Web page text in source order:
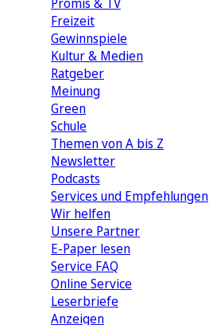
Freizeit
Gewinnspiele
Kultur & Medien
Ratgeber
Meinung
Green
Schule
Themen von A bis Z
Newsletter
Podcasts
Services und Empfehlungen
Wir helfen
Unsere Partner
E-Paper lesen
Service FAQ
Online Service
Leserbriefe
Anzeigen